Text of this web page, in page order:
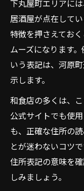
下丸屋町エリアに
居酒屋が点在して
特徴を押さえてお
ムーズになります
いう表記は、河原
示します。
和食店の多くは、
公式サイトでも使
も、正確な住所の
とが迷わないコツ
住所表記の意味を
しみましょう。